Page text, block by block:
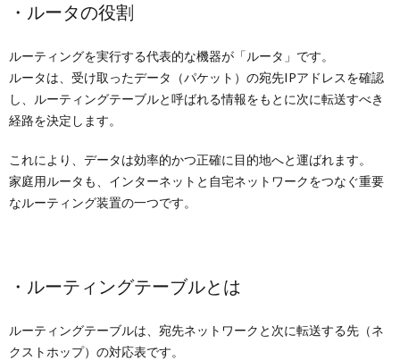
・ルータの役割
ルーティングを実行する代表的な機器が「ルータ」です。
ルータは、受け取ったデータ（パケット）の宛先IPアドレスを確認
し、ルーティングテーブルと呼ばれる情報をもとに次に転送すべき
経路を決定します。
これにより、データは効率的かつ正確に目的地へと運ばれます。
家庭用ルータも、インターネットと自宅ネットワークをつなぐ重要
なルーティング装置の一つです。
・ルーティングテーブルとは
ルーティングテーブルは、宛先ネットワークと次に転送する先（ネ
クストホップ）の対応表です。